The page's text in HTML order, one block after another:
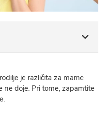
je različita za mame
ne doje. Pri tome, zapamtite